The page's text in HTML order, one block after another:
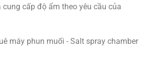
cấp độ ẩm theo yêu cầu của